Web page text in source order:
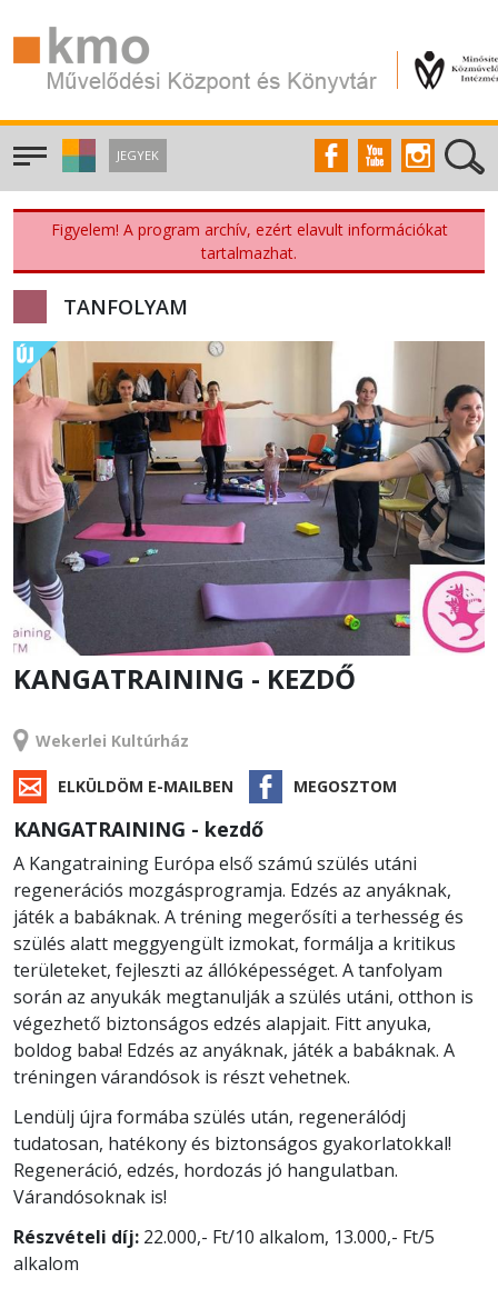
JEGYEK
Figyelem! A program archív, ezért elavult információkat
tartalmazhat.
TANFOLYAM
KANGATRAINING - KEZDŐ
Wekerlei Kultúrház
ELKÜLDÖM E-MAILBEN MEGOSZTOM
KANGATRAINING - kezdő
A Kangatraining Európa első számú szülés utáni
regenerációs mozgásprogramja. Edzés az anyáknak,
játék a babáknak. A tréning megerősíti a terhesség és
szülés alatt meggyengült izmokat, formálja a kritikus
területeket, fejleszti az állóképességet. A tanfolyam
során az anyukák megtanulják a szülés utáni, otthon is
végezhető biztonságos edzés alapjait. Fitt anyuka,
boldog baba! Edzés az anyáknak, játék a babáknak. A
tréningen várandósok is részt vehetnek.
Lendülj újra formába szülés után, regenerálódj
tudatosan, hatékony és biztonságos gyakorlatokkal!
Regeneráció, edzés, hordozás jó hangulatban.
Várandósoknak is!
Részvételi díj: 22.000,- Ft/10 alkalom, 13.000,- Ft/5
alkalom